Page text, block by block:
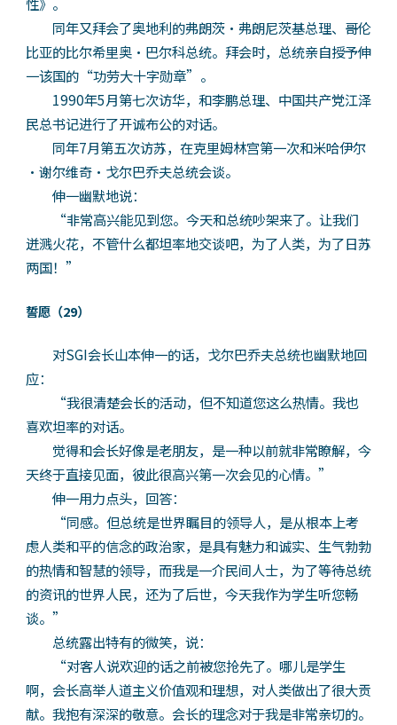
同年又拜会了奥地利的弗朗茨·弗朗尼茨基总理、哥伦
比亚的比尔希里奥·巴尔科总统。拜会时，总统亲自授予伸
一该国的“功劳大十字勋章”。
1990年5月第七次访华，和李鹏总理、中国共产党江泽
民总书记进行了开诚布公的对话。
同年7月第五次访苏，在克里姆林宫第一次和米哈伊尔
·谢尔维奇·戈尔巴乔夫总统会谈。
伸一幽默地说：
“非常高兴能见到您。今天和总统吵架来了。让我们
迸溅火花，不管什么都坦率地交谈吧，为了人类，为了日苏
两国！”
誓愿（29）
对SGI会长山本伸一的话，戈尔巴乔夫总统也幽默地回
应：
“我很清楚会长的活动，但不知道您这么热情。我也
喜欢坦率的对话。
觉得和会长好像是老朋友，是一种以前就非常瞭解，今
天终于直接见面，彼此很高兴第一次会见的心情。”
伸一用力点头，回答：
“同感。但总统是世界瞩目的领导人，是从根本上考
虑人类和平的信念的政治家，是具有魅力和诚实、生气勃勃
的热情和智慧的领导，而我是一介民间人士，为了等待总统
的资讯的世界人民，还为了后世，今天我作为学生听您畅
谈。”
总统露出特有的微笑，说：
“对客人说欢迎的话之前被您抢先了。哪儿是学生
啊，会长高举人道主义价值观和理想，对人类做出了很大贡
献。我抱有深深的敬意。会长的理念对于我是非常亲切的。